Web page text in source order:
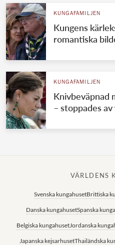
KUNGAFAMILJEN
Kungens
romantiska
KUNGAFAMILJEN
Knivbeväpnad
– stoppades
VÄRLDENS
Svenska kungahusetBrittiska
Danska kungahusetSpanska
Belgiska kungahusetJordanska
Japanska kejsarhusetThailändska